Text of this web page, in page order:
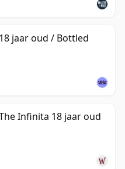
jaar oud / Bottled
Infinita 18 jaar oud